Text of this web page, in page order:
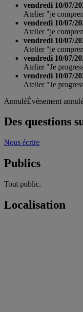
vendredi 10/07/
Atelier "je
vendredi 10/07/
Atelier "je
vendredi 10/07/
Atelier "je
vendredi 10/07/
Atelier "Je
vendredi 10/07/
Atelier "Je
AnnuléÉvénement
Des questions
Nous écrire
Publics
Tout public.
Localisation